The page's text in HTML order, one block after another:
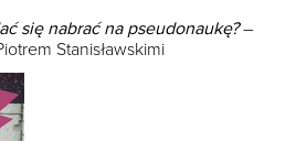
się nabrać na pseudonaukę?–
Stanisławskimi